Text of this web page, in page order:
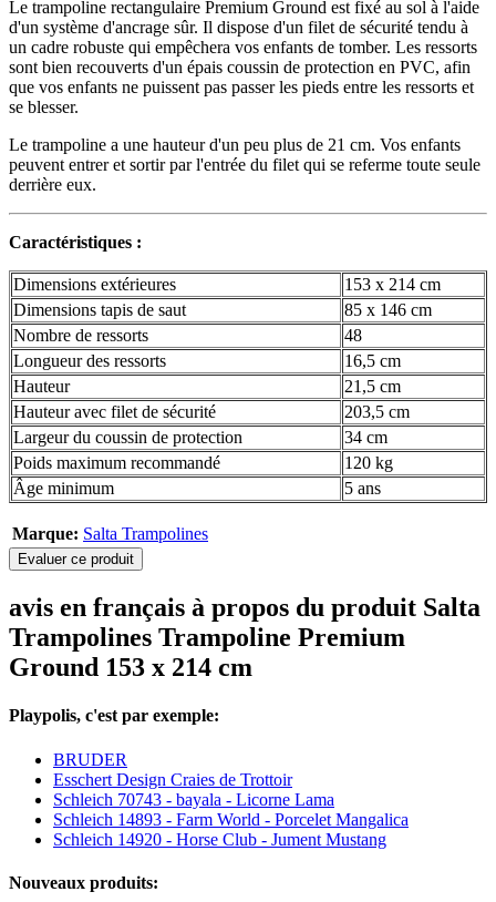
Le trampoline rectangulaire Premium Ground est fixé au sol à l'aide
d'un système d'ancrage sûr. Il dispose d'un filet de sécurité tendu à
un cadre robuste qui empêchera vos enfants de tomber. Les ressorts
sont bien recouverts d'un épais coussin de protection en PVC, afin
que vos enfants ne puissent pas passer les pieds entre les ressorts et
se blesser.
Le trampoline a une hauteur d'un peu plus de 21 cm. Vos enfants
peuvent entrer et sortir par l'entrée du filet qui se referme toute seule
derrière eux.
Caractéristiques :
Dimensions extérieures
153 x 214 cm
Dimensions tapis de saut
85 x 146 cm
Nombre de ressorts
48
Longueur des ressorts
16,5 cm
Hauteur
21,5 cm
Hauteur avec filet de sécurité
203,5 cm
Largeur du coussin de protection
34 cm
Poids maximum recommandé
120 kg
Âge minimum
5 ans
Marque: Salta Trampolines
Evaluer ce produit
avis en français à propos du produit Salta
Trampolines Trampoline Premium
Ground 153 x 214 cm
Playpolis, c'est par exemple:
BRUDER
Esschert Design Craies de Trottoir
Schleich 70743 - bayala - Licorne Lama
Schleich 14893 - Farm World - Porcelet Mangalica
Schleich 14920 - Horse Club - Jument Mustang
Nouveaux produits: